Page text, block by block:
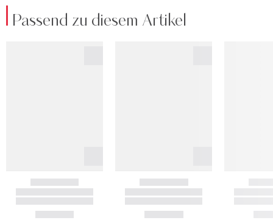
Passend zu diesem Artikel